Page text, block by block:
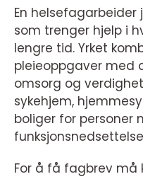
En
som trenger hjelp i
lengre tid. Yrket
pleieoppgaver med
omsorg og
sykehjem,
boliger for personer
For å få fagbrev må